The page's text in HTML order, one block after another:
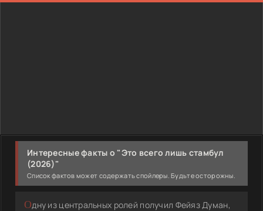
Интересные факты о "Это всего лишь стамбул
(2026)"
Список фактов может содержать спойлеры. Будьте осторожны.
Одну из центральных ролей получил Фейяз Думан,